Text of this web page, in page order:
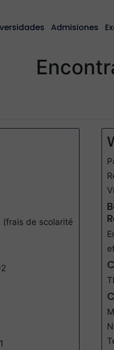
Admisiones
(frais de scolarité